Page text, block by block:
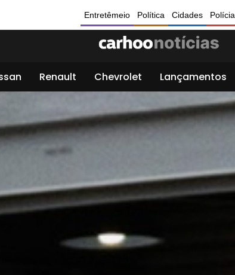
Entretêmeio Política Cidades Polícia
Renault Chevrolet Lançamentos